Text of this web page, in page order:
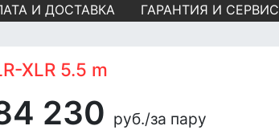
И ДОСТАВКА ГАРАНТИЯ И СЕРВИС
XLR 5.5 m
230 руб./за пару